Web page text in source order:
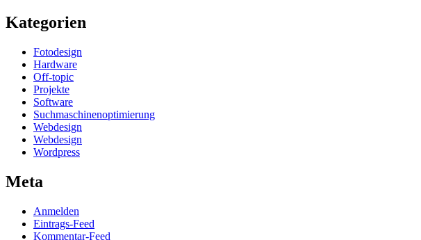
Kategorien
Fotodesign
Hardware
Off-topic
Projekte
Software
Suchmaschinenoptimierung
Webdesign
Webdesign
Wordpress
Meta
Anmelden
Eintrags-Feed
Kommentar-Feed